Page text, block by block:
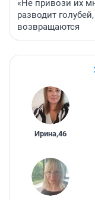
«Не привози их
разводит
возвращаются
Ирина,46